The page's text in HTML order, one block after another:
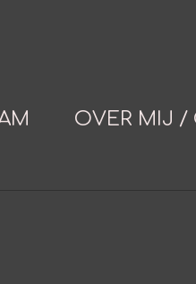
OVER MIJ /